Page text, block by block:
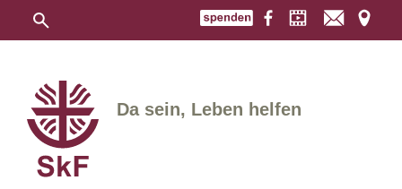
Da sein, Leben helfen